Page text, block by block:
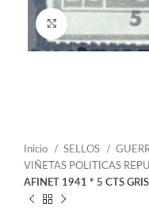
Click to enlarge
Inicio SELLOS
VIÑETAS POLITICAS
AFINET 1941 * 5 CTS